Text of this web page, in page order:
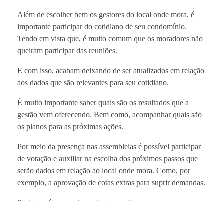
Além de escolher bem os gestores do local onde mora, é
importante participar do cotidiano de seu condomínio.
Tendo em vista que, é muito comum que os moradores não
queiram participar das reuniões.
E com isso, acabam deixando de ser atualizados em relação
aos dados que são relevantes para seu cotidiano.
É muito importante saber quais são os resultados que a
gestão vem oferecendo. Bem como, acompanhar quais são
os planos para as próximas ações.
Por meio da presença nas assembleias é possível participar
de votação e auxiliar na escolha dos próximos passos que
serão dados em relação ao local onde mora. Como, por
exemplo, a aprovação de cotas extras para suprir demandas.